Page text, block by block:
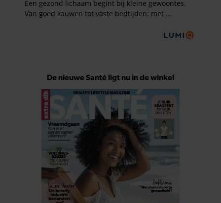
De nieuwe Santé ligt nu in de winkel